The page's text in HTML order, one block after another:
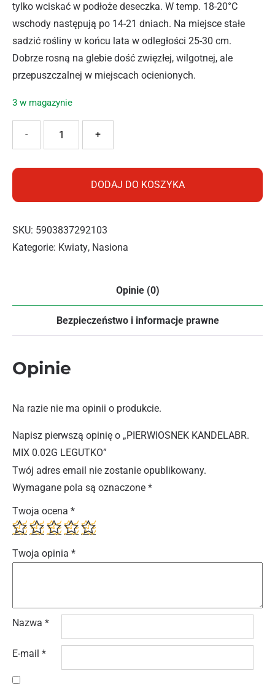
tylko wciskać w podłoże deseczka. W temp. 18-20°C
wschody następują po 14-21 dniach. Na miejsce stałe
sadzić rośliny w końcu lata w odległości 25-30 cm.
Dobrze rosną na glebie dość zwięzłej, wilgotnej, ale
przepuszczalnej w miejscach ocienionych.
3 w magazynie
+
-
DODAJ DO KOSZYKA
SKU: 5903837292103
Kategorie: Kwiaty, Nasiona
Opinie (0)
Bezpieczeństwo i informacje prawne
Opinie
Na razie nie ma opinii o produkcie.
Napisz pierwszą opinię o „PIERWIOSNEK KANDELABR.
MIX 0.02G LEGUTKO”
Twój adres email nie zostanie opublikowany.
Wymagane pola są oznaczone *
Twoja ocena *
Twoja opinia *
Nazwa *
E-mail *